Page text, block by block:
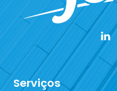
Serviços